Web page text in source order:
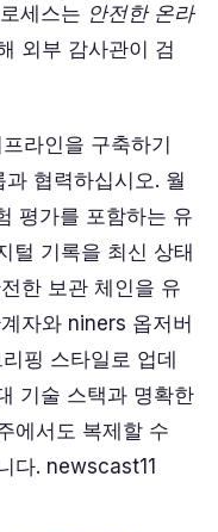
세스는 안전한 온라
외부 감사관이 검
라인을 구축하기
협력하십시오. 월
평가를 포함하는 유
털 기록을 최신 상태
한 보관 체인을 유
자와 niners 옵저버
핑 스타일로 업데
기술 스택과 명확한
에서도 복제할 수
다. newscast11